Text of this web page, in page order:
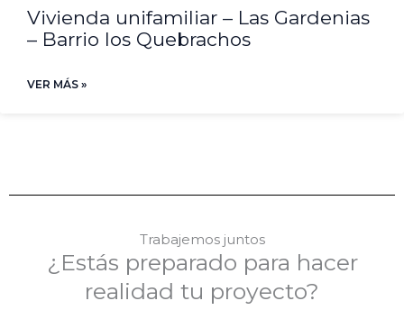
Vivienda unifamiliar – Las Gardenias
– Barrio los Quebrachos
VER MÁS »
Trabajemos juntos
¿Estás preparado para hacer
realidad tu proyecto?